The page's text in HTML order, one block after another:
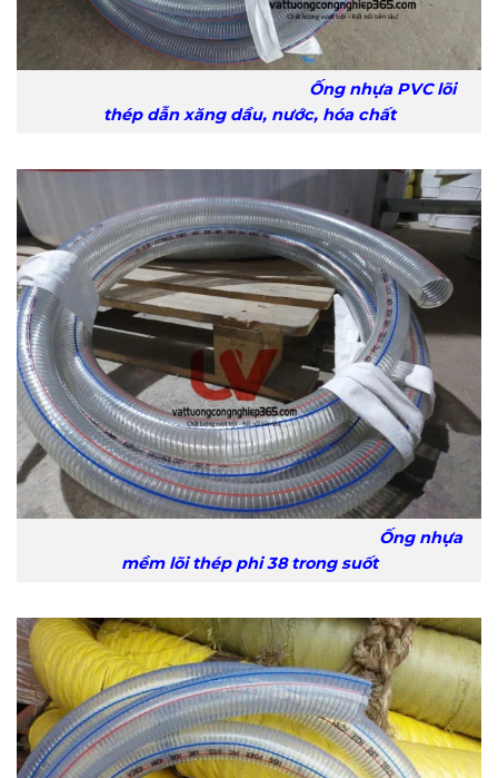
Ống nhựa PVC lõi
thép dẫn xăng dầu, nước, hóa chất
Ống nhựa
mềm lõi thép phi 38 trong suốt